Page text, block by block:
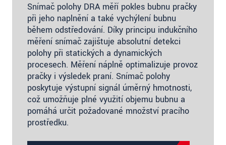
Snímač polohy DRA měří pokles bubnu pračky
při jeho naplnění a také vychýlení bubnu
během odstřeďování. Díky principu indukčního
měření snímač zajišťuje absolutní detekci
polohy při statických a dynamických
procesech. Měření náplně optimalizuje provoz
pračky i výsledek praní. Snímač polohy
poskytuje výstupní signál úměrný hmotnosti,
což umožňuje plné využití objemu bubnu a
pomáhá určit požadované množství pracího
prostředku.